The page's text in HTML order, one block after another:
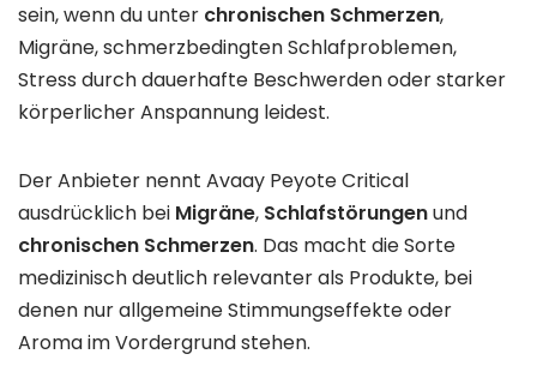
sein, wenn du unter chronischen Schmerzen,
Migräne, schmerzbedingten Schlafproblemen,
Stress durch dauerhafte Beschwerden oder starker
körperlicher Anspannung leidest.
Der Anbieter nennt Avaay Peyote Critical
ausdrücklich bei Migräne, Schlafstörungenund
chronischen Schmerzen. Das macht die Sorte
medizinisch deutlich relevanter als Produkte, bei
denen nur allgemeine Stimmungseffekte oder
Aroma im Vordergrund stehen.